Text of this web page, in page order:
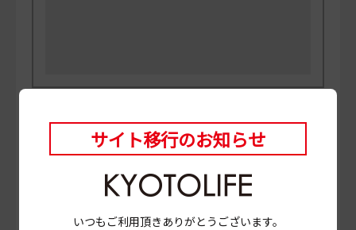
当ページに掲載されている店舗情報は、 2024年5月30
時点のものです。
営業情報やメニュー等が異なる場合がありますので、
事前に確認の上ご利用ください。
サイト移行のお知らせ
いつもご利用頂きありがとうございます。